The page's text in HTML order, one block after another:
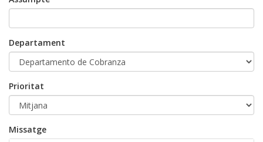
Departament
Prioritat
Missatge